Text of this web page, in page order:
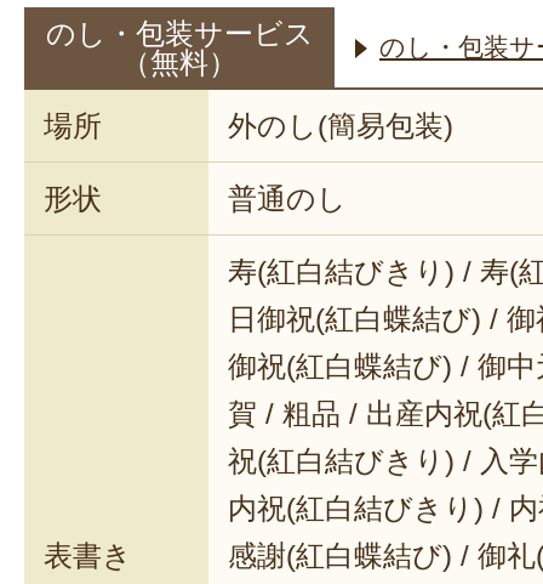
のし・包装サービス
（無料）
のし・包装
場所 外のし(簡易包装)
形状 普通のし
表書き
寿(紅白結びきり) / 寿(
日御祝(紅白蝶結び) /
御祝(紅白蝶結び) / 御
賀 / 粗品 / 出産内祝(紅
祝(紅白結びきり) / 入
内祝(紅白結びきり) /
感謝(紅白蝶結び) / 御